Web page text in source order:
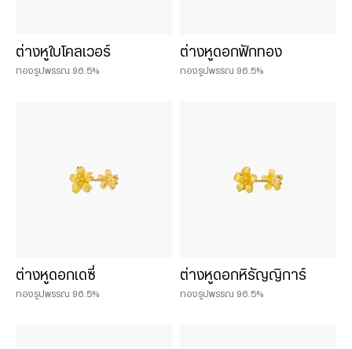
0.50 บาท
0.50 baht
ต่างหูใบโคลเวอร์
ทองรูปพรรณ 96.5%
ต่างหูดอกฟักทอง
ทองรูปพรรณ 96.5%
ต่างหูดอกเดซี่
ทองรูปพรรณ 96.5%
ต่างหูดอกหิรัญญิการ์
ทองรูปพรรณ 96.5%